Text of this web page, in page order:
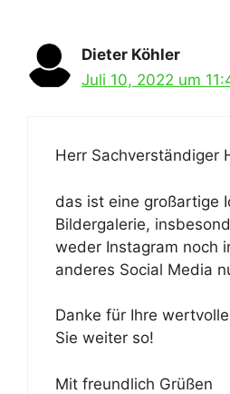
Dieter Köhler
Juli 10, 2022 um
Herr Sachverständiger
das ist eine großartige
Bildergalerie,
weder Instagram noch
anderes Social Media
Danke für Ihre
Sie weiter so!
Mit freundlich Grüßen